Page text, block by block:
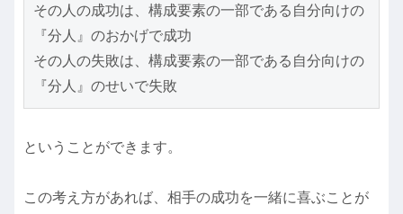
その人の成功は、構成要素の一部である自分向けの
『分人』のおかげで成功
その人の失敗は、構成要素の一部である自分向けの
『分人』のせいで失敗
ということができます。
この考え方があれば、相手の成功を一緒に喜ぶことが